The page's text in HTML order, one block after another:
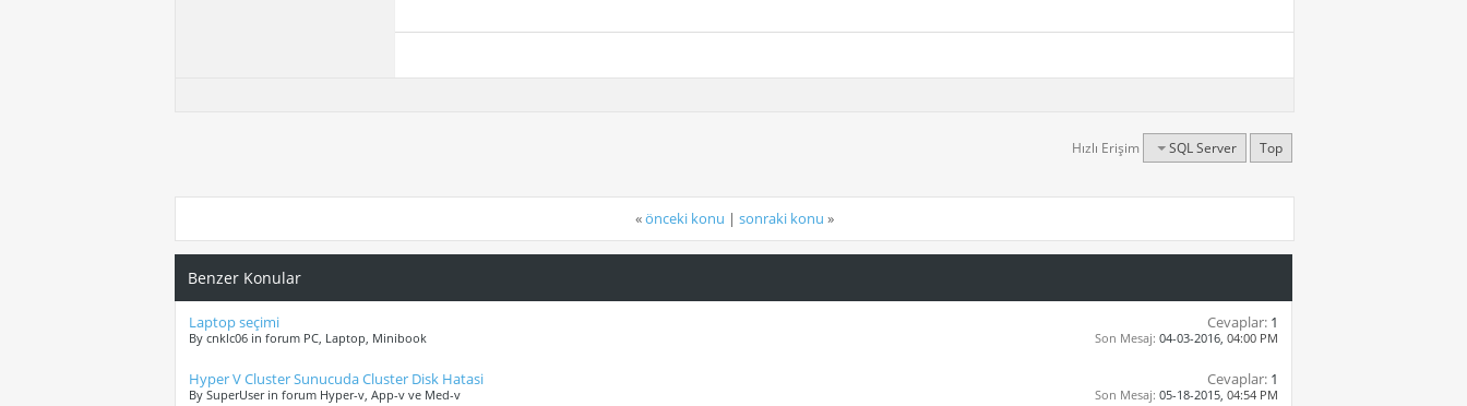
Hızlı Erişim SQL Server Top
«önceki konu | sonraki konu »
Benzer Konular
Laptop seçimi
By cnklc06 in forum PC, Laptop, Minibook
Cevaplar: 1
Son Mesaj: 04-03-2016, 04:00 PM
Hyper V Cluster Sunucuda Cluster Disk Hatasi
By SuperUser in forum Hyper-v, App-v ve Med-v
Cevaplar: 1
Son Mesaj: 05-18-2015, 04:54 PM